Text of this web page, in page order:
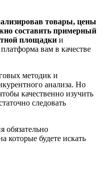
товары, цены
составить примерный
площадки и
вам в качестве
методик и
анализа. Но
качественно изучить
следовать
обязательно
которые будете искать